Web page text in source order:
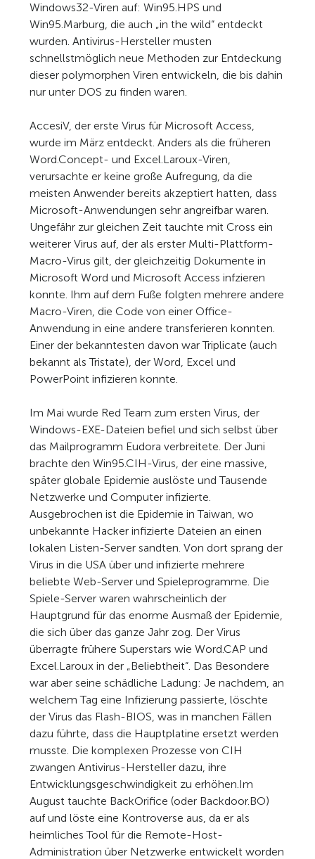
Windows32-Viren auf: Win95.HPS und
Win95.Marburg, die auch „in the wild“ entdeckt
wurden. Antivirus-Hersteller musten
schnellstmöglich neue Methoden zur Entdeckung
dieser polymorphen Viren entwickeln, die bis dahin
nur unter DOS zu finden waren.
AccesiV, der erste Virus für Microsoft Access,
wurde im März entdeckt. Anders als die früheren
Word.Concept- und Excel.Laroux-Viren,
verursachte er keine große Aufregung, da die
meisten Anwender bereits akzeptiert hatten, dass
Microsoft-Anwendungen sehr angreifbar waren.
Ungefähr zur gleichen Zeit tauchte mit Cross ein
weiterer Virus auf, der als erster Multi-Plattform-
Macro-Virus gilt, der gleichzeitig Dokumente in
Microsoft Word und Microsoft Access infzieren
konnte. Ihm auf dem Fuße folgten mehrere andere
Macro-Viren, die Code von einer Office-
Anwendung in eine andere transferieren konnten.
Einer der bekanntesten davon war Triplicate (auch
bekannt als Tristate), der Word, Excel und
PowerPoint infizieren konnte.
Im Mai wurde Red Team zum ersten Virus, der
Windows-EXE-Dateien befiel und sich selbst über
das Mailprogramm Eudora verbreitete. Der Juni
brachte den Win95.CIH-Virus, der eine massive,
später globale Epidemie auslöste und Tausende
Netzwerke und Computer infizierte.
Ausgebrochen ist die Epidemie in Taiwan, wo
unbekannte Hacker infizierte Dateien an einen
lokalen Listen-Server sandten. Von dort sprang der
Virus in die USA über und infizierte mehrere
beliebte Web-Server und Spieleprogramme. Die
Spiele-Server waren wahrscheinlich der
Hauptgrund für das enorme Ausmaß der Epidemie,
die sich über das ganze Jahr zog. Der Virus
überragte frühere Superstars wie Word.CAP und
Excel.Laroux in der „Beliebtheit“. Das Besondere
war aber seine schädliche Ladung: Je nachdem, an
welchem Tag eine Infizierung passierte, löschte
der Virus das Flash-BIOS, was in manchen Fällen
dazu führte, dass die Hauptplatine ersetzt werden
musste. Die komplexen Prozesse von CIH
zwangen Antivirus-Hersteller dazu, ihre
Entwicklungsgeschwindigkeit zu erhöhen.Im
August tauchte BackOrifice (oder Backdoor.BO)
auf und löste eine Kontroverse aus, da er als
heimliches Tool für die Remote-Host-
Administration über Netzwerke entwickelt worden